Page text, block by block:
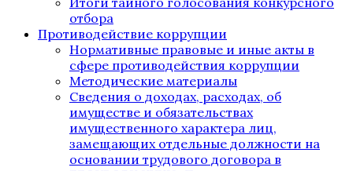
отбора
Противодействие коррупции
Нормативные правовые и иные акты в
сфере противодействия коррупции
Методические материалы
Сведения о доходах, расходах, об
имуществе и обязательствах
имущественного характера лиц,
замещающих отдельные должности на
основании трудового договора в